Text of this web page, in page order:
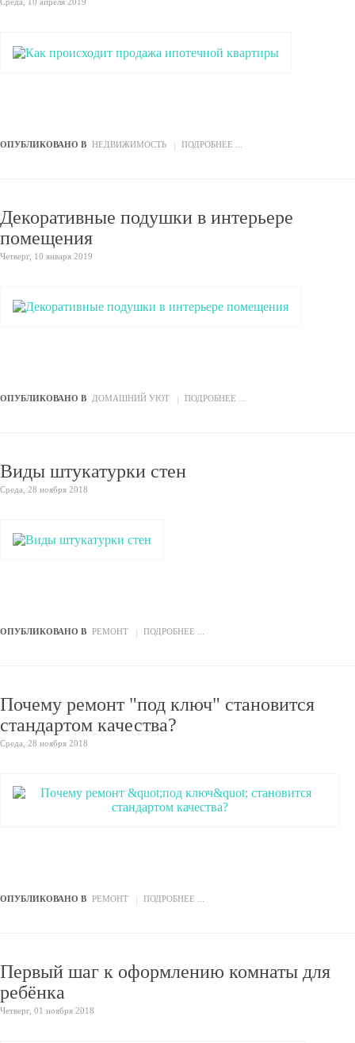
ОПУБЛИКОВАНО В НЕДВИЖИМОСТЬ ПОДРОБНЕЕ ...
Декоративные подушки в интерьере
помещения
Четверг, 10 января 2019
ОПУБЛИКОВАНО В ДОМАШНИЙ УЮТ ПОДРОБНЕЕ ...
Виды штукатурки стен
Среда, 28 ноября 2018
ОПУБЛИКОВАНО В РЕМОНТ ПОДРОБНЕЕ ...
Почему ремонт "под ключ" становится
стандартом качества?
Среда, 28 ноября 2018
ОПУБЛИКОВАНО В РЕМОНТ ПОДРОБНЕЕ ...
Первый шаг к оформлению комнаты для
ребёнка
Четверг, 01 ноября 2018